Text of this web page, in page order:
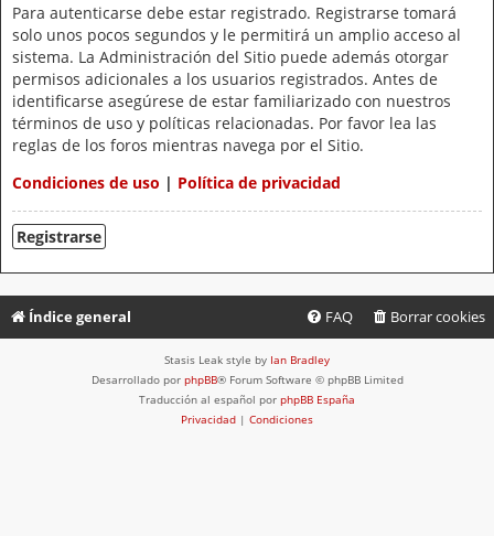
Para autenticarse debe estar registrado. Registrarse tomará
solo unos pocos segundos y le permitirá un amplio acceso al
sistema. La Administración del Sitio puede además otorgar
permisos adicionales a los usuarios registrados. Antes de
identificarse asegúrese de estar familiarizado con nuestros
términos de uso y políticas relacionadas. Por favor lea las
reglas de los foros mientras navega por el Sitio.
Condiciones de uso | Política de privacidad
Registrarse
Índice general Borrar cookies
FAQ
Stasis Leak style by Ian Bradley
Desarrollado por phpBB® Forum Software © phpBB Limited
Traducción al español por phpBB España
Privacidad | Condiciones